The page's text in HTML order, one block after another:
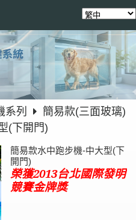
系列
簡易款(三面玻璃)
(下開門)
簡易款水中跑步機-中大型(下
開門)
榮獲2013台北國際發明
競賽金牌獎